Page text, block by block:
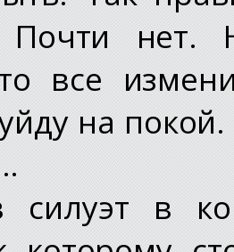
нет.
все
на покой.
силуэт в